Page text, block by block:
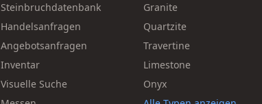
Steinbruchdatenbank
Handelsanfragen
Angebotsanfragen
Inventar
Visuelle Suche
Granite
Quartzite
Travertine
Limestone
Onyx